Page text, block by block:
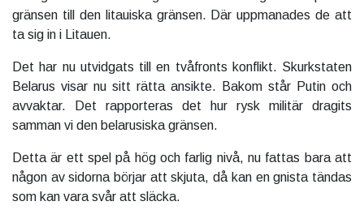
gränsen till den litauiska gränsen. Där uppmanades de att
ta sig in i Litauen.
Det har nu utvidgats till en tvåfronts konflikt. Skurkstaten
Belarus visar nu sitt rätta ansikte. Bakom står Putin och
avvaktar. Det rapporteras det hur rysk militär dragits
samman vi den belarusiska gränsen.
Detta är ett spel på hög och farlig nivå, nu fattas bara att
någon av sidorna börjar att skjuta, då kan en gnista tändas
som kan vara svår att släcka.